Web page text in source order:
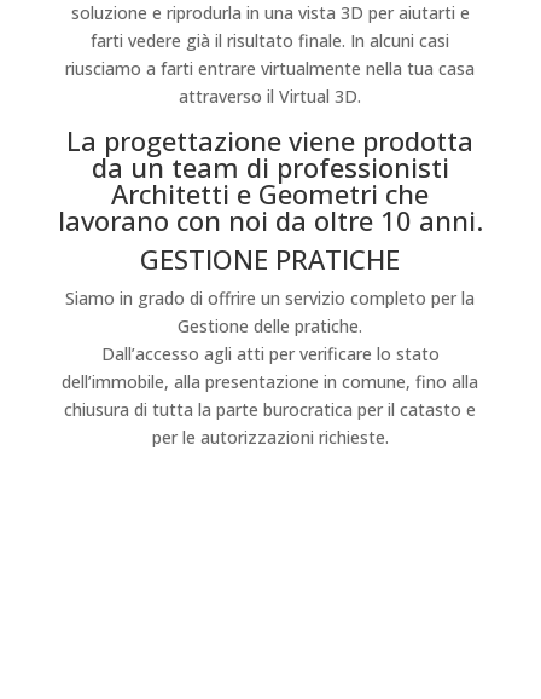
soluzione e riprodurla in una vista 3D per aiutarti e
farti vedere già il risultato finale. In alcuni casi
riusciamo a farti entrare virtualmente nella tua casa
attraverso il Virtual 3D.
La progettazione viene prodotta
da un team di professionisti
Architetti e Geometri che
lavorano con noi da oltre 10 anni.
GESTIONE PRATICHE
Siamo in grado di offrire un servizio completo per la
Gestione delle pratiche.
Dall’accesso agli atti per verificare lo stato
dell’immobile, alla presentazione in comune, fino alla
chiusura di tutta la parte burocratica per il catasto e
per le autorizzazioni richieste.